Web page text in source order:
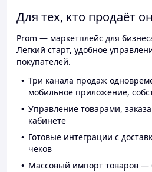
Для тех, кто продаёт
Prom — маркетплейс для
Лёгкий старт, удобное
покупателей.
Три канала продаж
мобильное приложение,
Управление товарами,
кабинете
Готовые интеграции с
чеков
Массовый импорт товаров —